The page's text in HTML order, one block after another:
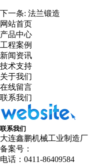
下一条: 法兰锻造
网站首页
产品中心
工程案例
新闻资讯
技术支持
关于我们
在线留言
联系我们
联系我们
大连鑫鹏机械工业制造厂
备案号：
电话：0411-86409584